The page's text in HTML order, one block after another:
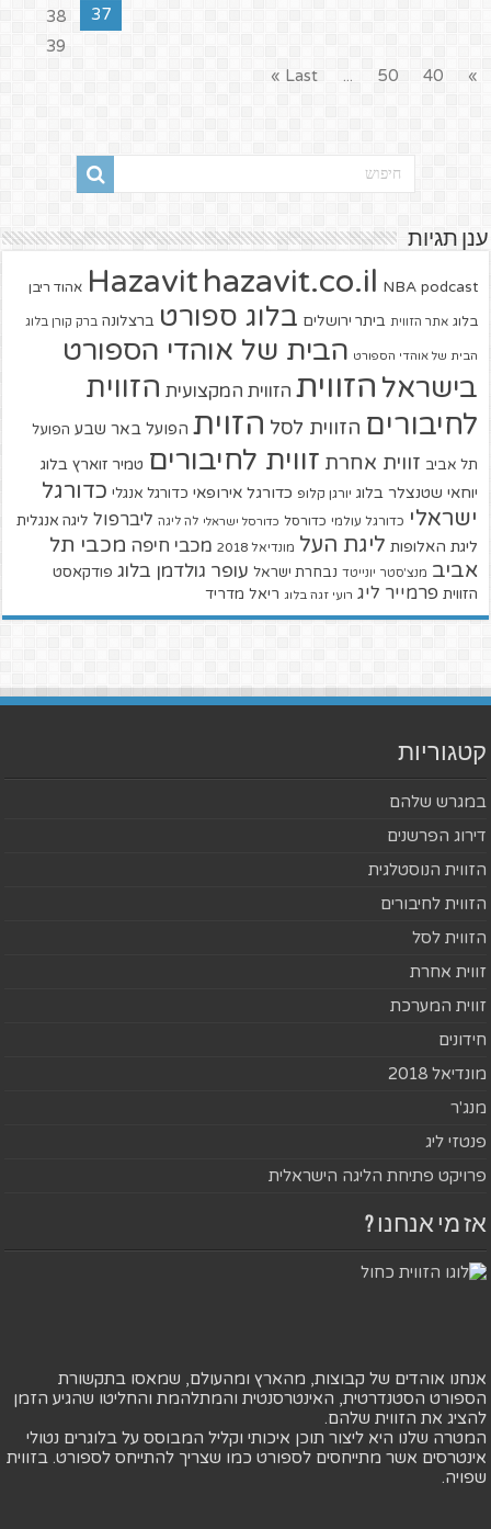
37
38
39
»
40
50
...
Last »
ענן תגיות
Hazavit hazavit.co.il NBA podcast אהוד ריבן
בלוג אתר הזווית ביתר ירושלים בלוג ספורט ברצלונה ברק קורן בלוג
הבית של אוהדי הספורט הבית של אוהדי הספורט
בישראל הזווית הזווית המקצועית הזווית
לחיבורים הזווית לסל הזוית הפועל באר שבע הפועל
תל אביב זווית אחרת זווית לחיבורים טמיר זוארץ בלוג
יוחאי שטנצלר בלוג יורגן קלופ כדורגל אירופאי כדורגל אנגלי כדורגל
ישראלי כדורגל עולמי כדורסל כדורסל ישראלי לה ליגה ליברפול ליגה אנגלית
ליגת האלופות ליגת העל מונדיאל 2018 מכבי חיפה מכבי תל
אביב מנצ'סטר יונייטד נבחרת ישראל עופר גולדמן בלוג פודקאסט
הזווית פרמייר ליג רועי זגה בלוג ריאל מדריד
קטגוריות
במגרש שלהם
דירוג הפרשנים
הזווית הנוסטלגית
הזווית לחיבורים
הזווית לסל
זווית אחרת
זווית המערכת
חידונים
מונדיאל 2018
מנג'ר
פנטזי ליג
פרויקט פתיחת הליגה הישראלית
אז מי אנחנו ?
אנחנו אוהדים של קבוצות, מהארץ ומהעולם, שמאסו בתקשורת
הספורט הסטנדרטית, האינטרסנטית והמתלהמת והחליטו שהגיע הזמן
להציג את הזווית שלהם.
המטרה שלנו היא ליצור תוכן איכותי וקליל המבוסס על בלוגרים נטולי
אינטרסים אשר מתייחסים לספורט כמו שצריך להתייחס לספורט. בזווית
שפויה.